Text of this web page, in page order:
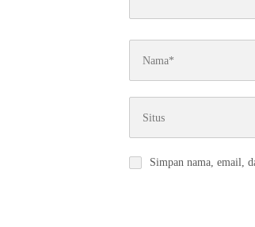
Simpan nama, email,